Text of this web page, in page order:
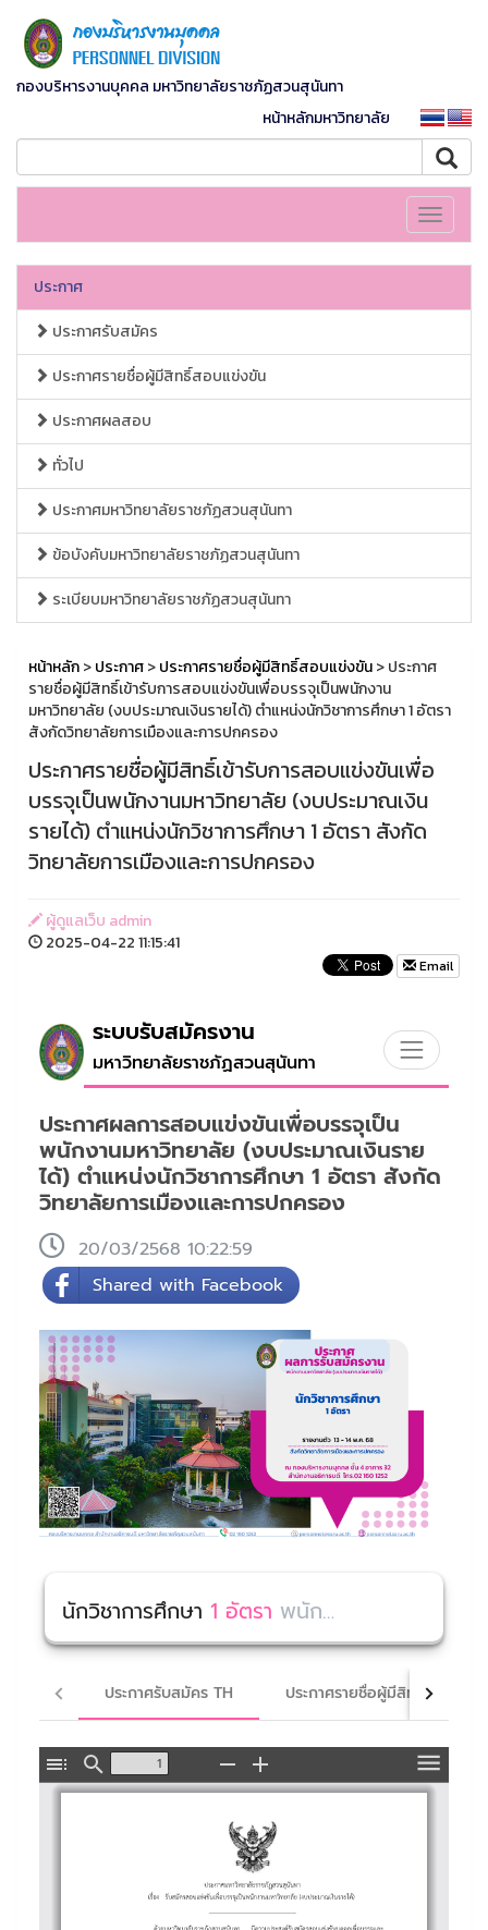
กองบริหารงานบุคคล มหาวิทยาลัยราชภัฏสวนสุนันทา
หน้าหลักมหาวิทยาลัย
Toggle
ประกาศ
ประกาศรับสมัคร
ประกาศรายชื่อผู้มีสิทธิ์สอบแข่งขัน
ประกาศผลสอบ
ทั่วไป
ประกาศมหาวิทยาลัยราชภัฏสวนสุนันทา
ข้อบังคับมหาวิทยาลัยราชภัฏสวนสุนันทา
ระเบียบมหาวิทยาลัยราชภัฏสวนสุนันทา
หน้าหลัก>ประกาศ>ประกาศรายชื่อผู้มีสิทธิ์สอบแข่งขัน> ประกาศ
รายชื่อผู้มีสิทธิ์เข้ารับการสอบแข่งขันเพื่อบรรจุเป็นพนักงาน
มหาวิทยาลัย (งบประมาณเงินรายได้) ตำแหน่งนักวิชาการศึกษา 1 อัตรา
สังกัดวิทยาลัยการเมืองและการปกครอง
ประกาศรายชื่อผู้มีสิทธิ์เข้ารับการสอบแข่งขันเพื่อ
บรรจุเป็นพนักงานมหาวิทยาลัย (งบประมาณเงิน
รายได้) ตำแหน่งนักวิชาการศึกษา 1 อัตรา สังกัด
วิทยาลัยการเมืองและการปกครอง
ผู้ดูแลเว็บ admin
2025-04-22 11:15:41
Email